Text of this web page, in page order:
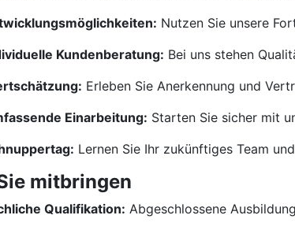
Nutzen Sie unsere
Kundenberatung: Bei uns stehen
Erleben Sie Anerkennung und
Einarbeitung: Starten Sie sicher mit
Lernen Sie Ihr zukünftiges Team
mitbringen
Qualifikation: Abgeschlossene